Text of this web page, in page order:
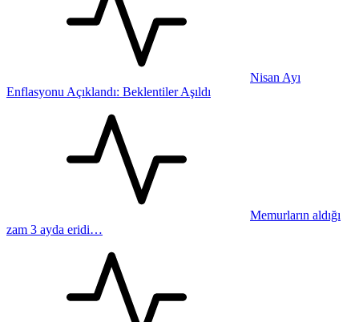
Nisan Ayı
Enflasyonu Açıklandı: Beklentiler Aşıldı
Memurların aldığı
zam 3 ayda eridi…